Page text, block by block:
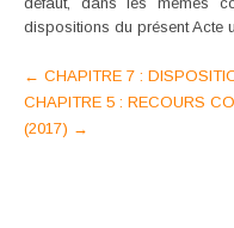
dispositions du présent Acte
Post
navigation
← CHAPITRE 7 :
CHAPITRE 5 : RECOURS
(2017) →